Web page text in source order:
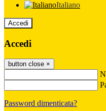
Italiano
Accedi
Accedi
button close ×
Password dimenticata?